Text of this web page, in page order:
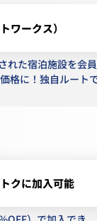
ワークス）
れた宿泊施設を会
格に！独自ルート
クに加入可能